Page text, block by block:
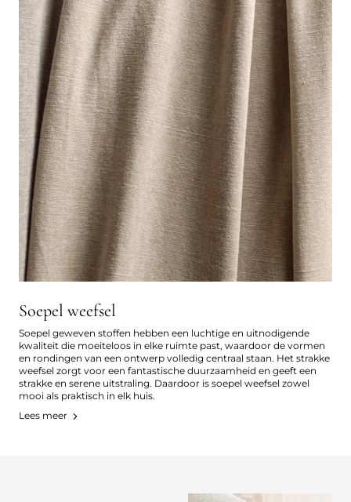
Soepel weefsel
Soepel geweven stoffen hebben een luchtige en uitnodigende
kwaliteit die moeiteloos in elke ruimte past, waardoor de vormen
en rondingen van een ontwerp volledig centraal staan. Het strakke
weefsel zorgt voor een fantastische duurzaamheid en geeft een
strakke en serene uitstraling. Daardoor is soepel weefsel zowel
mooi als praktisch in elk huis.
Lees meer